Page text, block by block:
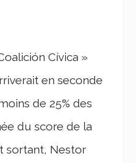
Cívica »
en seconde
de 25% des
du score de la
sortant, Nestor